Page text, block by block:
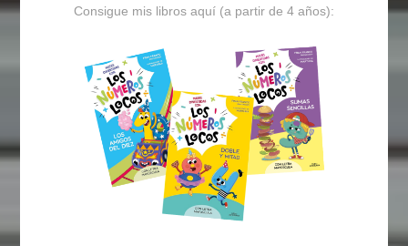
Consigue mis libros aquí (a partir de 4 años):